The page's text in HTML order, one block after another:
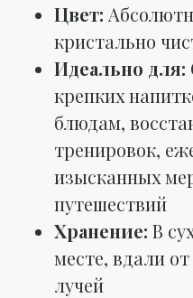
Цвет:
кристально
Идеально для:
крепких
блюдам,
тренировок,
изысканных
путешествий
Хранение: В
месте, вдали
лучей